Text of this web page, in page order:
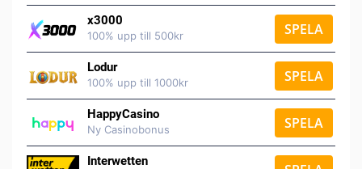
x3000
100% upp till 500kr SPELA
Lodur
100% upp till 1000kr SPELA
HappyCasino
Ny Casinobonus SPELA
Interwetten